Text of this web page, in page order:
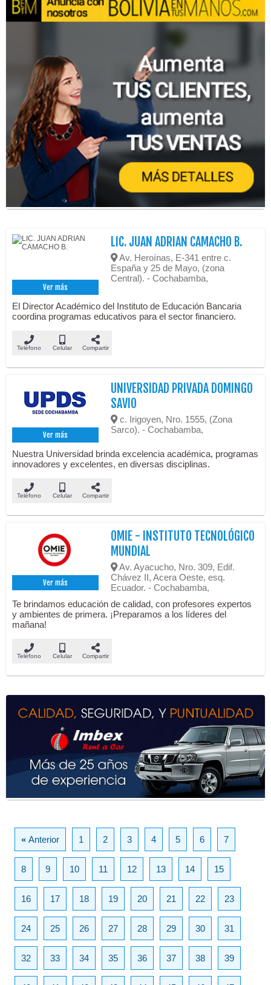
Ver más
LIC. JUAN ADRIAN CAMACHO B.
Av. Heroínas, E-341 entre c.
España y 25 de Mayo, (zona
Central). - Cochabamba,
El Director Académico del Instituto de Educación Bancaria
coordina programas educativos para el sector financiero.
Teléfono Celular Compartir
Ver más
UNIVERSIDAD PRIVADA DOMINGO
SAVIO
c. Irigoyen, Nro. 1555, (Zona
Sarco). - Cochabamba,
Nuestra Universidad brinda excelencia académica, programas
innovadores y excelentes, en diversas disciplinas.
Teléfono Celular Compartir
Ver más
OMIE - INSTITUTO TECNOLÓGICO
MUNDIAL
Av. Ayacucho, Nro. 309, Edif.
Chávez II, Acera Oeste, esq.
Ecuador. - Cochabamba,
Te brindamos educación de calidad, con profesores expertos
y ambientes de primera. ¡Preparamos a los líderes del
mañana!
Teléfono Celular Compartir
«Anterior 1 2 3 4 5 6 7
8 9 10 11 12 13 14 15
16 17 18 19 20 21 22 23
24 25 26 27 28 29 30 31
32 33 34 35 36 37 38 39